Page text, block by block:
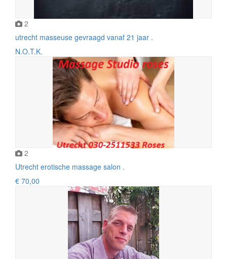
2
utrecht masseuse gevraagd vanaf 21 jaar .
N.O.T.K.
2
Utrecht erotische massage salon .
€ 70,00